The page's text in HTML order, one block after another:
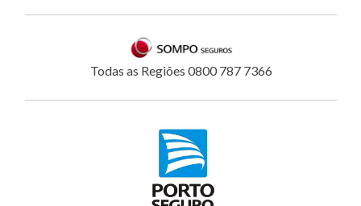
Todas as Regiões 0800 787 7366